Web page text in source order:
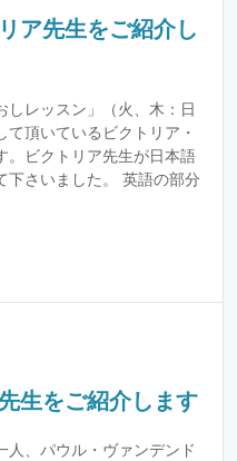
ア先生をご紹介し
しレッスン」（火、木：日
頂いているビクトリア・
。ビクトリア先生が日本語
下さいました。 英語の部分
生をご紹介します
人、パウル・ヴァンデンド